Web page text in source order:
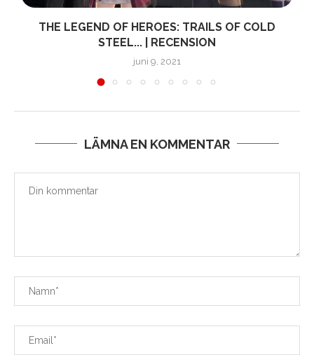
THE LEGEND OF HEROES: TRAILS OF COLD
STEEL... | RECENSION
juni 9, 2021
LÄMNA EN KOMMENTAR